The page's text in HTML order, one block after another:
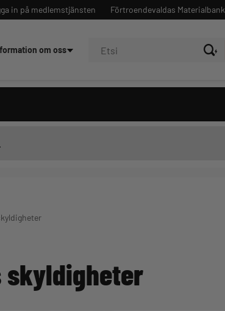
in på medlemstjänsten Förtroendevaldas Materialbank
om oss
skyldigheter